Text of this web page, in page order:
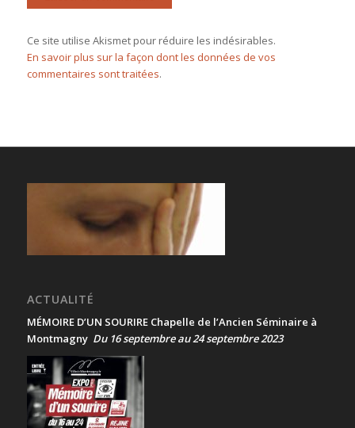
Ce site utilise Akismet pour réduire les indésirables.
En savoir plus sur la façon dont les données de vos
commentaires sont traitées.
ACTUALITÉ
MÉMOIRE D’UN SOURIRE Chapelle de l’Ancien Séminaire à
Montmagny Du 16 septembre au 24 septembre 2023